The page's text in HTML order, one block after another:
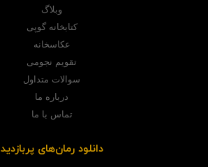
وبلاگ
کتابخانه گوپی
عکاسخانه
تقویم نجومی
سوالات متداول
درباره ما
تماس با ما
دانلود رمان‌های پربازدید